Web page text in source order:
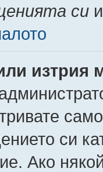
си
изтрия
си
Ако